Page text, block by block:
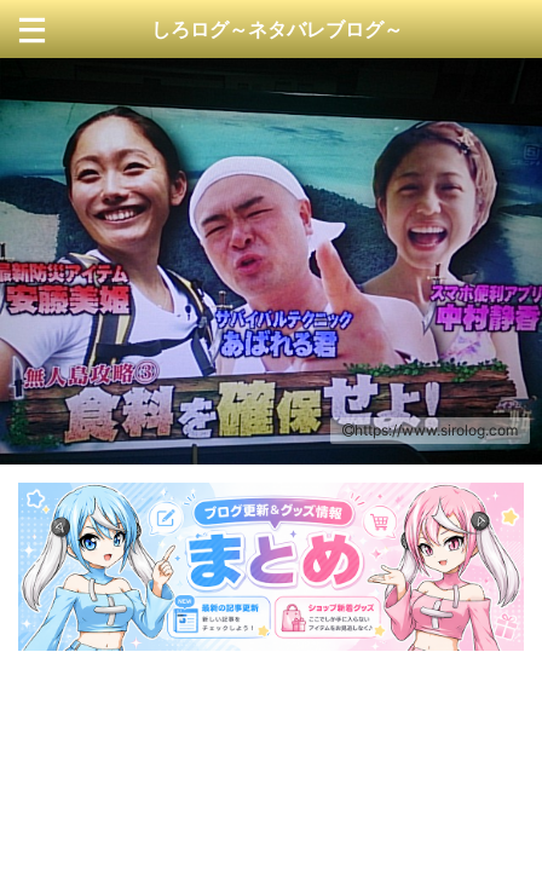
しろログ～ネタバレブログ～
https://www.sirolog.com